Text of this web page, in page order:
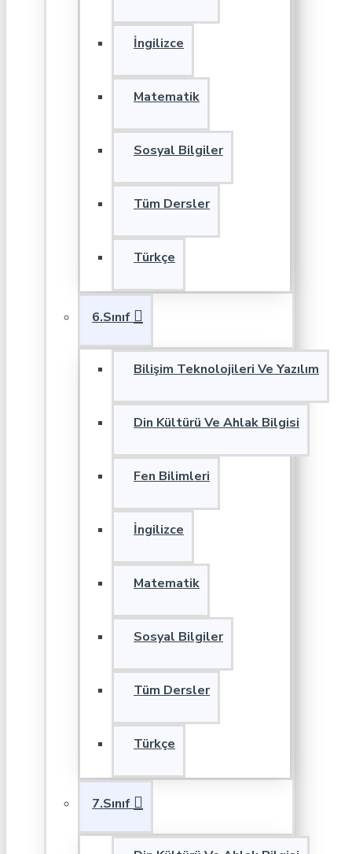
İngilizce
Matematik
Sosyal Bilgiler
Tüm Dersler
Türkçe
6.Sınıf
Bilişim Teknolojileri Ve Yazılım
Din Kültürü Ve Ahlak Bilgisi
Fen Bilimleri
İngilizce
Matematik
Sosyal Bilgiler
Tüm Dersler
Türkçe
7.Sınıf